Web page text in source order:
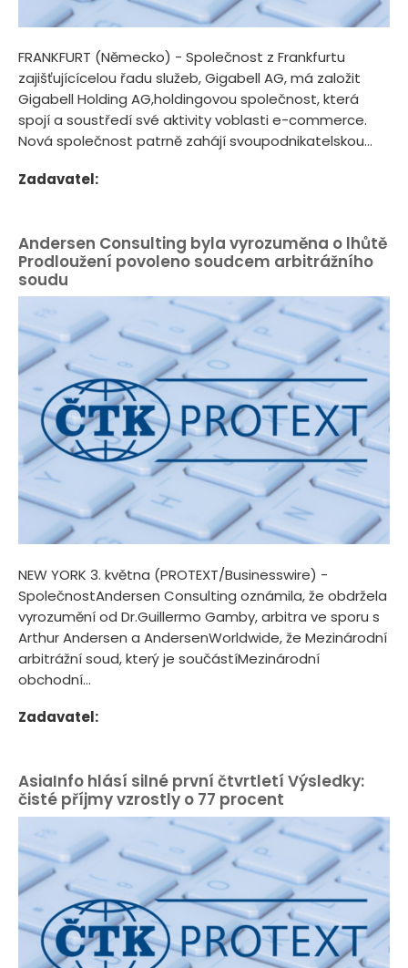
FRANKFURT (Německo) - Společnost z Frankfurtu
zajišťujícícelou řadu služeb, Gigabell AG, má založit
Gigabell Holding AG,holdingovou společnost, která
spojí a soustředí své aktivity voblasti e-commerce.
Nová společnost patrně zahájí svoupodnikatelskou...
Zadavatel:
Andersen Consulting byla vyrozuměna o lhůtě
Prodloužení povoleno soudcem arbitrážního
soudu
NEW YORK 3. května (PROTEXT/Businesswire) -
SpolečnostAndersen Consulting oznámila, že obdržela
vyrozumění od Dr.Guillermo Gamby, arbitra ve sporu s
Arthur Andersen a AndersenWorldwide, že Mezinárodní
arbitrážní soud, který je součástíMezinárodní
obchodní...
Zadavatel:
AsiaInfo hlásí silné první čtvrtletí Výsledky:
čisté příjmy vzrostly o 77 procent